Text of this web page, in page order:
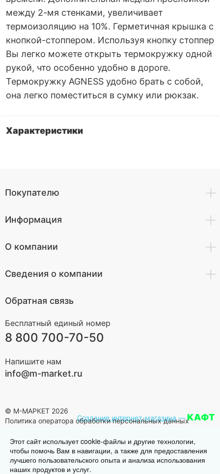
между 2-мя стенками, увеличивает
термоизоляцию на 10%. Герметичная крышка с
кнопкой-стоппером. Используя кнопку стоппер
Вы легко можете открыть термокружку одной
рукой, что особенно удобно в дороге.
Термокружку AGNESS удобно брать с собой,
она легко поместиться в сумку или рюкзак.
Характеристики
Покупателю
Информация
О компании
Сведения о компании
Обратная связь
Бесплатный единый номер
8 800 700-70-50
Напишите нам
info@m-market.ru
© М-МАРКЕТ 2026
Политика оператора обработки персональных данных
Создание интернет-магазина—КАФТ
Этот сайт использует cookie-файлы и другие технологии,
чтобы помочь Вам в навигации, а также для предоставления
лучшего пользовательского опыта и анализа использования
наших продуктов и услуг.